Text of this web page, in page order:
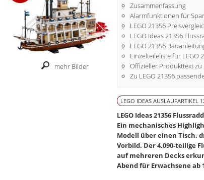
mehr Bilder
Zusammenfassung
Alarmfunktionen für
LEGO 21356
LEGO Ideas 21356
LEGO 21356
Einzelteileliste für LEGO
Offizieller Produkttext zu
Zu LEGO 21356
LEGO IDEAS AUSLAUFARTIKEL
LEGO Ideas 21356
Ein mechanisches
Modell über einen Tisch,
Vorbild. Der 4.090-teilige
auf mehreren Decks
Abend für Erwachsene ab